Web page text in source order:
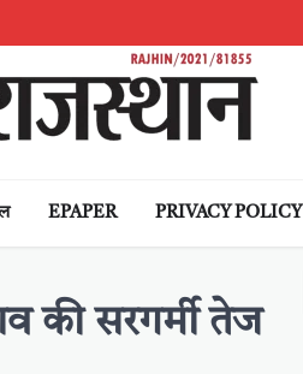
EPAPER PRIVACY POLICY
की सरगर्मी तेज